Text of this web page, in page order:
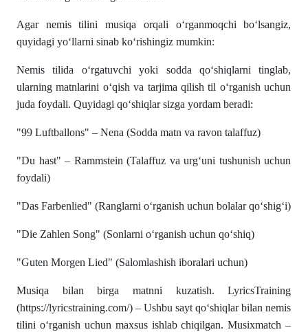
Agar nemis tilini musiqa orqali o‘rganmoqchi bo‘lsangiz,
quyidagi yo‘llarni sinab ko‘rishingiz mumkin:
Nemis tilida o‘rgatuvchi yoki sodda qo‘shiqlarni tinglab,
ularning matnlarini o‘qish va tarjima qilish til o‘rganish uchun
juda foydali. Quyidagi qo‘shiqlar sizga yordam beradi:
"99 Luftballons" – Nena (Sodda matn va ravon talaffuz)
"Du hast" – Rammstein (Talaffuz va urg‘uni tushunish uchun
foydali)
"Das Farbenlied" (Ranglarni o‘rganish uchun bolalar qo‘shig‘i)
"Die Zahlen Song" (Sonlarni o‘rganish uchun qo‘shiq)
"Guten Morgen Lied" (Salomlashish iboralari uchun)
Musiqa bilan birga matnni kuzatish. LyricsTraining
(https://lyricstraining.com/) – Ushbu sayt qo‘shiqlar bilan nemis
tilini o‘rganish uchun maxsus ishlab chiqilgan. Musixmatch –